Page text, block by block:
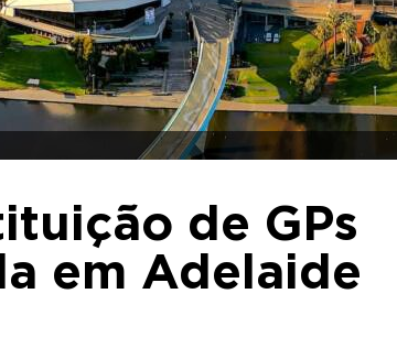
de GPs
em Adelaide